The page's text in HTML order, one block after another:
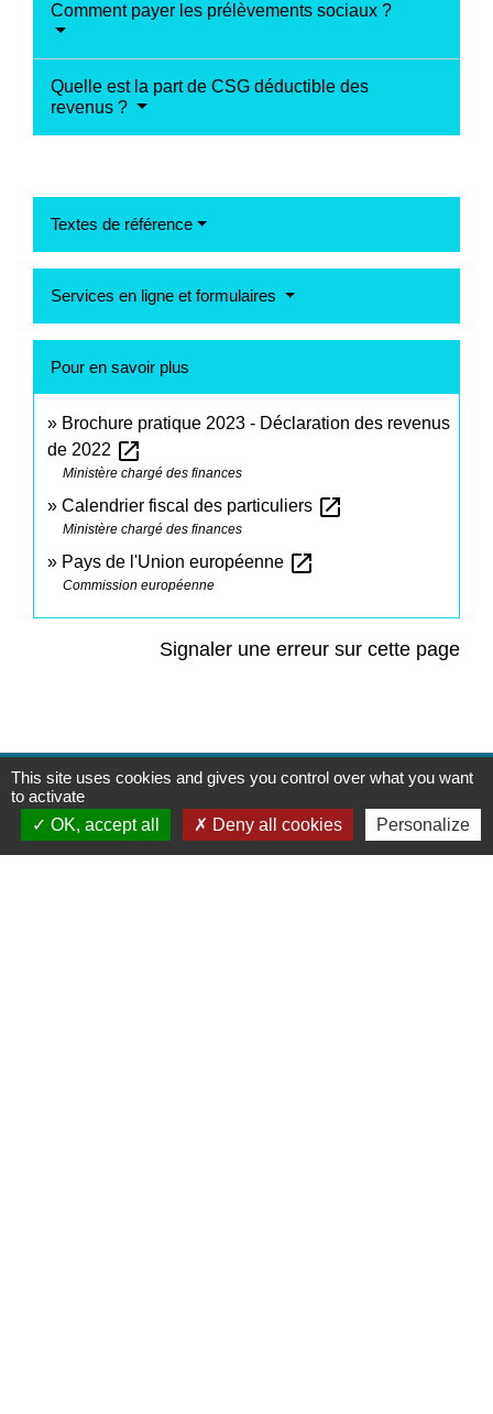
Comment payer les prélèvements sociaux ?
Quelle est la part de CSG déductible des
revenus ?
Textes de référence
Services en ligne et formulaires
Pour en savoir plus
Brochure pratique 2023 - Déclaration des revenus
de 2022 open_in_new
Ministère chargé des finances
Calendrier fiscal des particuliers open_in_new
Ministère chargé des finances
Pays de l'Union européenne open_in_new
Commission européenne
Signaler une erreur sur cette page
Contacts
Commune de Saint-Mesmes
12 rue de Richebourg
This site uses cookies and gives you control over what you want
to activate
OK, accept all
Deny all cookies Personalize